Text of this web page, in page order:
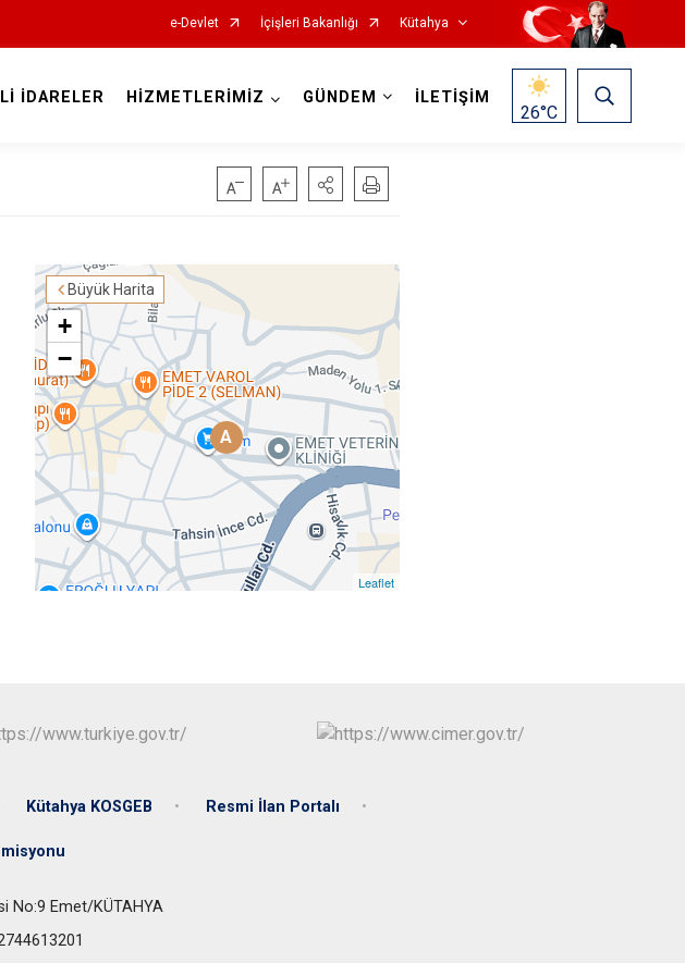
e-Devlet İçişleri Bakanlığı Kütahya
Altıntaş
Aslanapa
Çavdarhisar
Domaniç
Dumlupınar
Emet
Gediz
Hisarcık
Pazarlar
Şaphane
Simav
Tavşanlı
İDARELER HİZMETLERİMİZ GÜNDEM İLETİŞİM
26°C
Büyük Harita
A
+
−
Leaflet
Kütahya KOSGEB Resmi İlan Portalı
No:9 Emet/KÜTAHYA